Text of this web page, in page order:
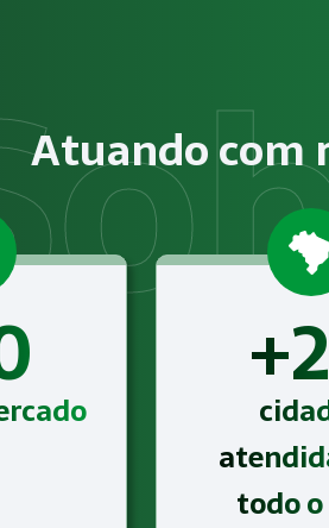
exposição a riscos físicos,
do Trabalho oferece NR-12 –
Atuando com
todo